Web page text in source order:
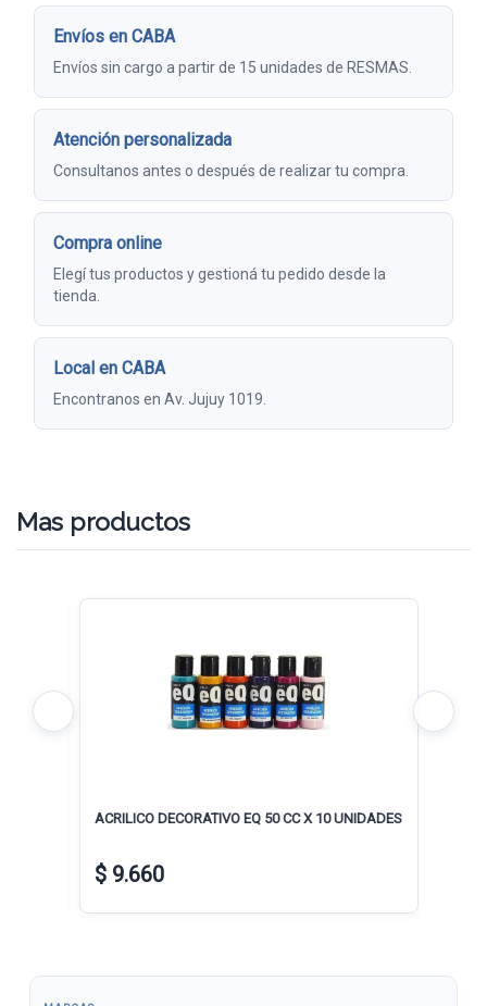
Envíos en CABA
Envíos sin cargo a partir de 15 unidades de RESMAS.
Atención personalizada
Consultanos antes o después de realizar tu compra.
Compra online
Elegí tus productos y gestioná tu pedido desde la
tienda.
Local en CABA
Encontranos en Av. Jujuy 1019.
Mas productos
ACRILICO DECORATIVO EQ 50 CC X 10 UNIDADES
$ 9.660